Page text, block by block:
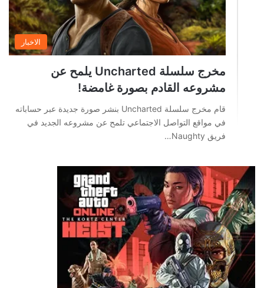
الاخبار
مخرج سلسلة Uncharted يلمح عن
مشروعه القادم بصورة غامضة!
قام مخرج سلسلة Uncharted بنشر صورة جديدة عبر حساباته
في مواقع التواصل الاجتماعي تلمح عن مشروعه الجديد في
فريق Naughty…